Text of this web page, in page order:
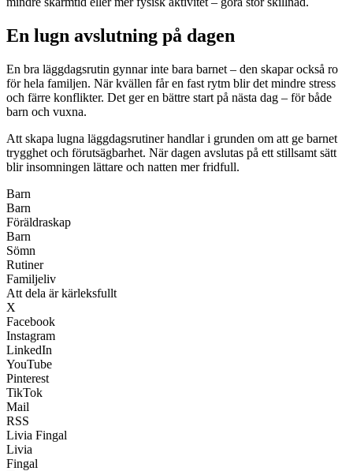
En lugn avslutning på dagen
En bra läggdagsrutin gynnar inte bara barnet – den skapar också ro
för hela familjen. När kvällen får en fast rytm blir det mindre stress
och färre konflikter. Det ger en bättre start på nästa dag – för både
barn och vuxna.
Att skapa lugna läggdagsrutiner handlar i grunden om att ge barnet
trygghet och förutsägbarhet. När dagen avslutas på ett stillsamt sätt
blir insomningen lättare och natten mer fridfull.
Barn
Barn
Föräldraskap
Barn
Sömn
Rutiner
Familjeliv
Att dela är kärleksfullt
X
Facebook
Instagram
LinkedIn
YouTube
Pinterest
TikTok
Mail
RSS
Livia Fingal
Livia
Fingal